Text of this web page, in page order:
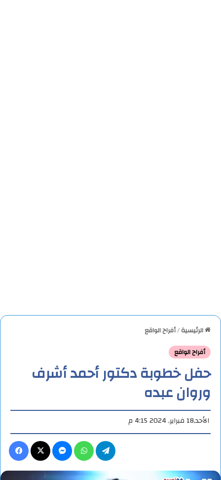
الرئيسية/أفراح الواقع
أفراح الواقع
حفل خطوبة دكتور أحمد أشرف
وروان عبده
الأحد,18 فبراير, 2024 4:15 م
ماسنجر واتساب تيلقرام